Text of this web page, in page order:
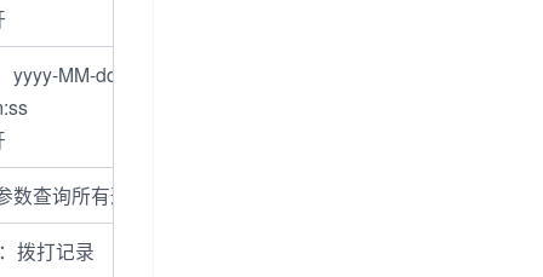
yyyy-MM-dd
查询所有通话记录,多个号码可用逗号间隔
拨打记录